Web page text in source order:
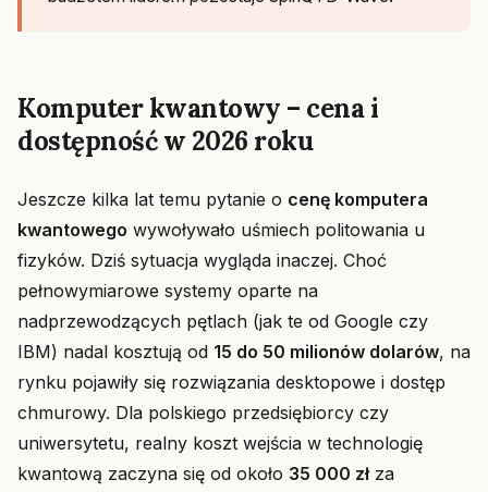
Komputer kwantowy – cena i
dostępność w 2026 roku
Jeszcze kilka lat temu pytanie o cenę komputera
kwantowego wywoływało uśmiech politowania u
fizyków. Dziś sytuacja wygląda inaczej. Choć
pełnowymiarowe systemy oparte na
nadprzewodzących pętlach (jak te od Google czy
IBM) nadal kosztują od 15 do 50 milionów dolarów, na
rynku pojawiły się rozwiązania desktopowe i dostęp
chmurowy. Dla polskiego przedsiębiorcy czy
uniwersytetu, realny koszt wejścia w technologię
kwantową zaczyna się od około 35 000 złza